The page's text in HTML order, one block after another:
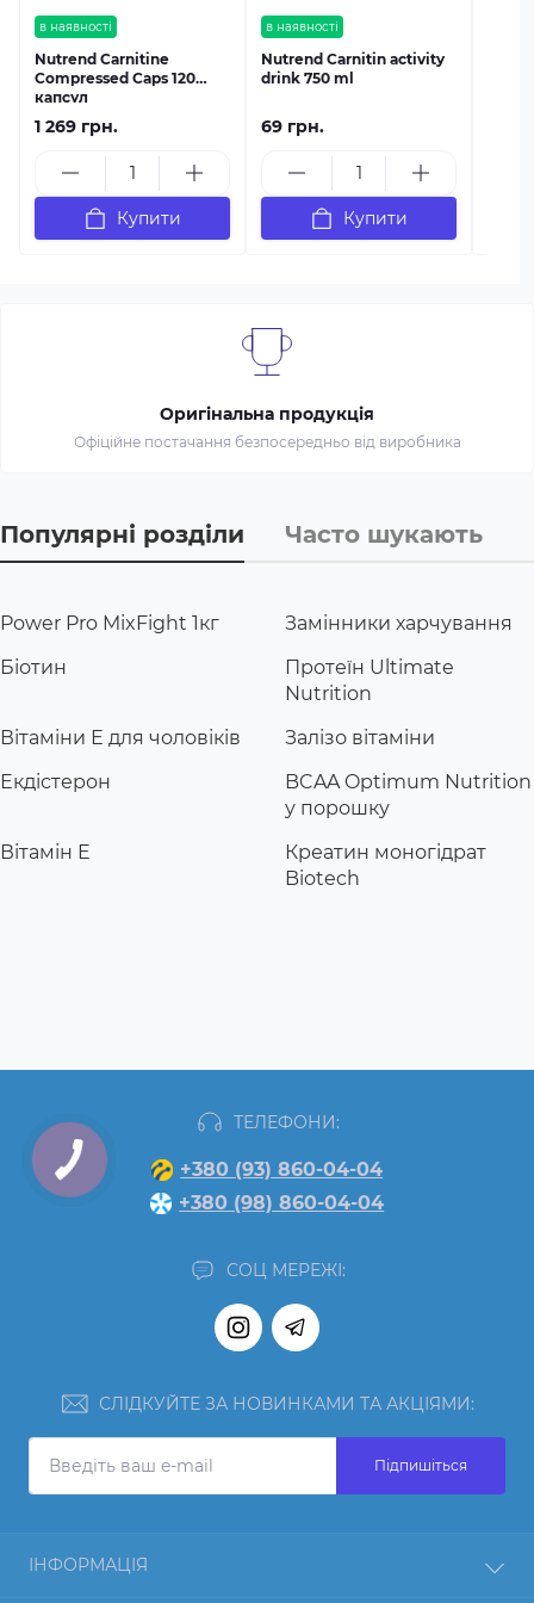
в наявності
Nutrend Carnitine
Compressed Caps 120
капсул
1 269 грн.
Купити
в наявності
Nutrend Carnitin activity
drink 750 ml
69 грн.
Купити
Оригінальна продукція
Офіційне постачання безпосередньо від виробника
Популярні розділи Часто шукають
Power Pro MixFight 1кг
Замінники харчування
Біотин
Протеїн Ultimate
Nutrition
Вітаміни Е для чоловіків
Залізо вітаміни
Екдістерон
BCAA Optimum Nutrition
у порошку
Вітамін E
Креатин моногідрат
Biotech
ТЕЛЕФОНИ:
+380 (93) 860-04-04
+380 (98) 860-04-04
СОЦ МЕРЕЖІ:
СЛІДКУЙТЕ ЗА НОВИНКАМИ ТА АКЦІЯМИ:
Підпишіться
ІНФОРМАЦІЯ